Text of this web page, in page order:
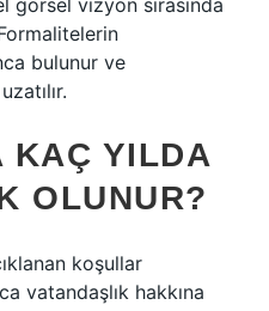
vizyon sırasında
bulunur ve
KAÇ YILDA
OLUNUR?
koşullar
vatandaşlık hakkına